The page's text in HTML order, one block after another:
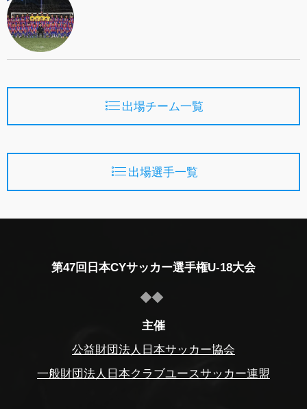
出場チーム一覧
出場選手一覧
第47回日本CYサッカー選手権U-18大会
主催
公益財団法人日本サッカー協会
一般財団法人日本クラブユースサッカー連盟